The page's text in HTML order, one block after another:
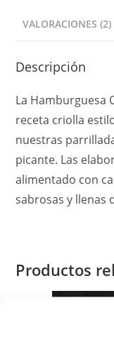
:
VALORACIONES (2)
Descripción
La Hamburguesa
receta criolla
nuestras
picante. Las
alimentado con
sabrosas y llenas
Productos